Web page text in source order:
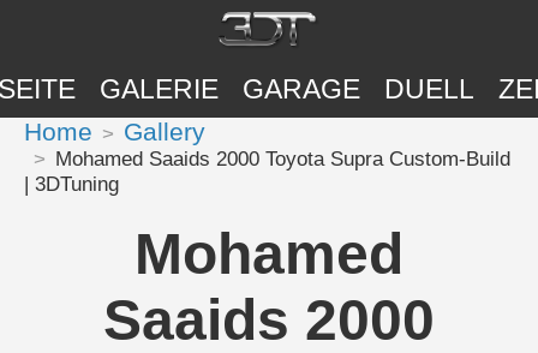
GALERIE GARAGE DUELL
Home Gallery
Mohamed Saaids 2000 Toyota Supra Custom-Build
| 3DTuning
Mohamed
Saaids 2000